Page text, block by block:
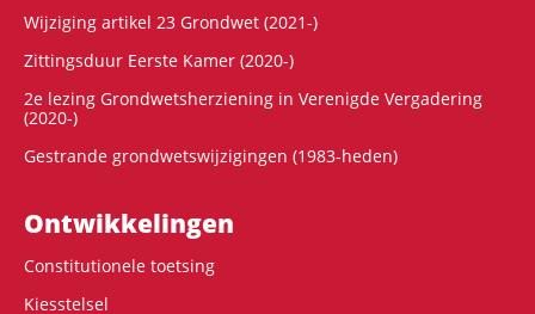
Wijziging artikel 23 Grondwet (2021-)
Zittingsduur Eerste Kamer (2020-)
2e lezing Grondwetsherziening in Verenigde Vergadering
(2020-)
Gestrande grondwetswijzigingen (1983-heden)
Ontwikke­lingen
Constitutionele toetsing
Kiesstelsel